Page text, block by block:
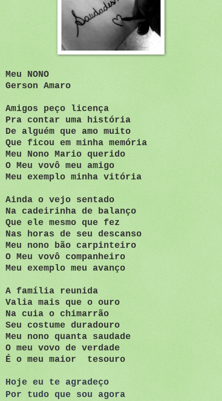
Meu NONO
Gerson Amaro
Amigos peço licença
Pra contar uma história
De alguém que amo muito
Que ficou em minha memória
Meu Nono Mario querido
O Meu vovô meu amigo
Meu exemplo minha vitória
Ainda o vejo sentado
Na cadeirinha de balanço
Que ele mesmo que fez
Nas horas de seu descanso
Meu nono bão carpinteiro
O Meu vovô companheiro
Meu exemplo meu avanço
A família reunida
Valia mais que o ouro
Na cuia o chimarrão
Seu costume duradouro
Meu nono quanta saudade
O meu vovo de verdade
É o meu maior tesouro
Hoje eu te agradeço
Por tudo que sou agora